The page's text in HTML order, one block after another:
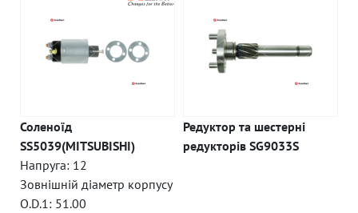
Соленоїд
SS5039(MITSUBISHI)
Напруга: 12
Зовнішній діаметр корпусу
O.D.1: 51.00
Редуктор та шестерні
редукторів SG9033S